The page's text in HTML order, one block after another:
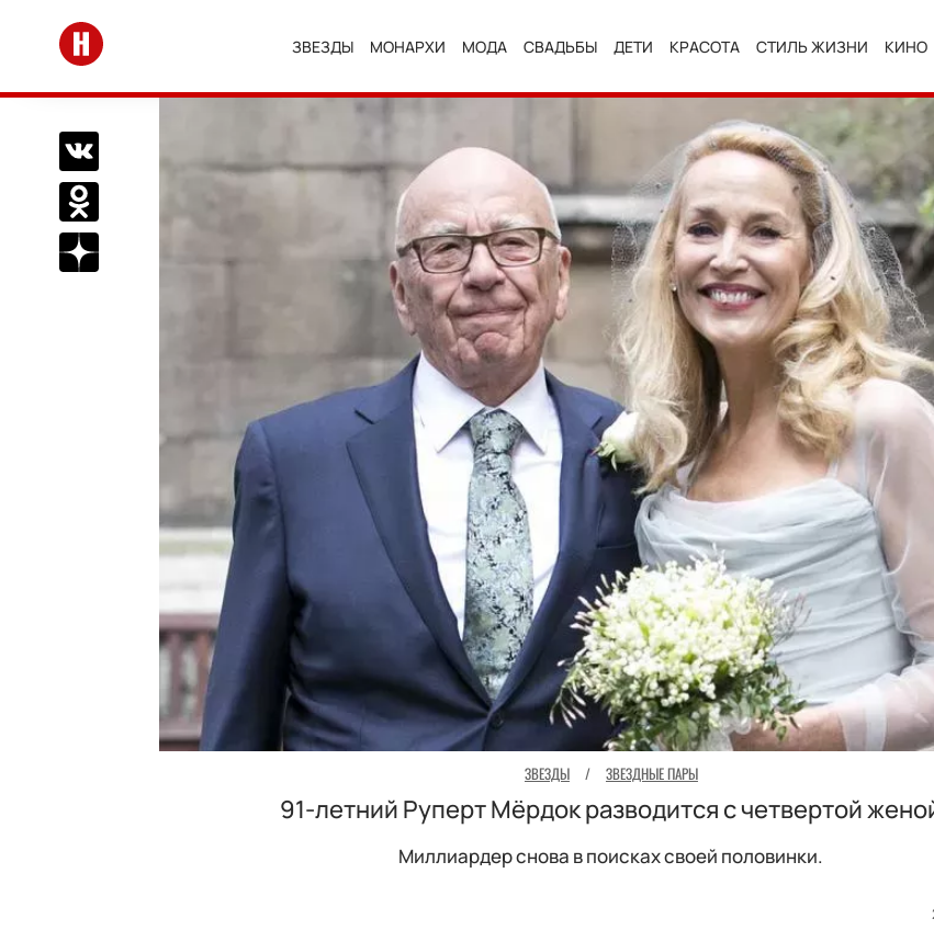
Перейти на главную
ЗВЕЗДЫ МОНАРХИ МОДА СВАДЬБЫ ДЕТИ КРАСОТА СТИЛЬ ЖИЗНИ КИНО
Поделиться Вконтакте
Поделиться в Одноклассниках
Подписаться на нас в Дзен
ЗВЕЗДЫ / ЗВЕЗДНЫЕ ПАРЫ
91-летний Руперт Мёрдок разводится с четвертой
Миллиардер снова в поисках своей половинки.